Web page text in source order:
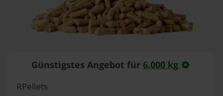
Günstigstes Angebot für 6.000 kg
RPellets